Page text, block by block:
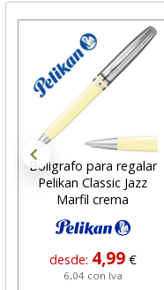
Boligrafo para regalar
Pelikan Classic Jazz
Marfil crema
desde: 4,99 €
6,04 con Iva